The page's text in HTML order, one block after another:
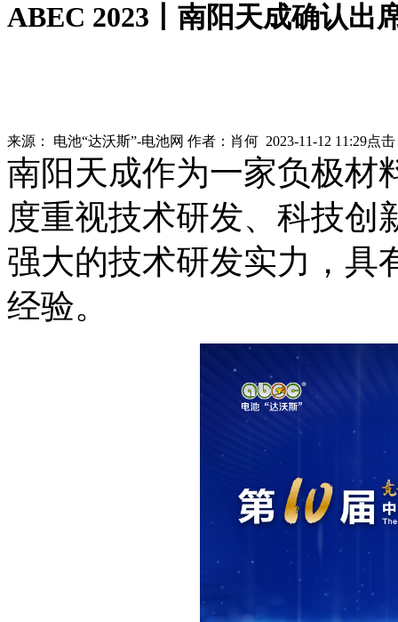
ABEC 2023丨南阳天成确认出
来源： 电池“达沃斯”-电池网 作者： 肖何 2023-11-12 11:29点
南阳天成作为一家负极材
度重视技术研发、科技创
强大的技术研发实力，具
经验。